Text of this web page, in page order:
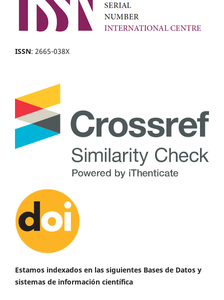
ISSN: 2665-038X
Estamos indexados en las siguientes Bases de Datos y
sistemas de información científica